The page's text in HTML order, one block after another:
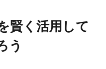
賢く活用して
う